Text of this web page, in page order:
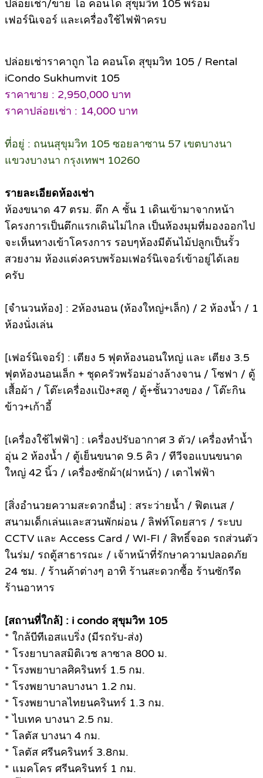
ปล่อยเช่า/ขาย ไอ คอนโด สุขุมวิท 105 พร้อม
เฟอร์นิเจอร์ และเครื่องใช้ไฟฟ้าครบ
ปล่อยเช่าราคาถูก ไอ คอนโด สุขุมวิท 105 / Rental
iCondo Sukhumvit 105
ราคาขาย : 2,950,000 บาท
ราคาปล่อยเช่า : 14,000 บาท
ที่อยู่ : ถนนสุขุมวิท 105 ซอยลาซาน 57 เขตบางนา
แขวงบางนา กรุงเทพฯ 10260
รายละเอียดห้องเช่า
ห้องขนาด 47 ตรม. ตึก A ชั้น 1 เดินเข้ามาจากหน้า
โครงการเป็นตึกแรกเดินไม่ไกล เป็นห้องมุมที่มองออกไป
จะเห็นทางเข้าโครงการ รอบๆห้องมีต้นไม้ปลูกเป็นรั้ว
สวยงาม ห้องแต่งครบพร้อมเฟอร์นิเจอร์เข้าอยู่ได้เลย
ครับ
[จำนวนห้อง] : 2ห้องนอน (ห้องใหญ่+เล็ก) / 2 ห้องน้ำ / 1
ห้องนั่งเล่น
[เฟอร์นิเจอร์] : เตียง 5 ฟุตห้องนอนใหญ่ และ เตียง 3.5
ฟุตห้องนอนเล็ก + ชุดครัวพร้อมอ่างล้างจาน / โซฟา / ตู้
เสื้อผ้า / โต๊ะเครื่องแป้ง+สตู / ตู้+ชั้นวางของ / โต๊ะกิน
ข้าว+เก้าอี้
[เครื่องใช้ไฟฟ้า] : เครื่องปรับอากาศ 3 ตัว/ เครื่องทำน้ำ
อุ่น 2 ห้องน้ำ / ตู้เย็นขนาด 9.5 คิว / ทีวีจอแบนขนาด
ใหญ่ 42 นิ้ว / เครื่องซักผ้า(ฝาหน้า) / เตาไฟฟ้า
[สิ่งอำนวยความสะดวกอื่น] : สระว่ายน้ำ / ฟิตเนส /
สนามเด็กเล่นและสวนพักผ่อน / ลิฟท์โดยสาร / ระบบ
CCTV และ Access Card / WI-FI / สิทธิ์จอด รถส่วนตัว
ในร่ม/ รถตู้สาธารณะ / เจ้าหน้าที่รักษาความปลอดภัย
24 ชม. / ร้านค้าต่างๆ อาทิ ร้านสะดวกซื้อ ร้านซักรีด
ร้านอาหาร
[สถานที่ใกล้] : i condo สุขุมวิท 105
* ใกล้บีทีเอสแบริ่ง (มีรถรับ-ส่ง)
* โรงยาบาลสมิติเวช ลาซาล 800 ม.
* โรงพยาบาลศิครินทร์ 1.5 กม.
* โรงพยาบาลบางนา 1.2 กม.
* โรงพยาบาลไทยนครินทร์ 1.3 กม.
* ไบเทค บางนา 2.5 กม.
* โลตัส บางนา 4 กม.
* โลตัส ศรีนครินทร์ 3.8กม.
* แมคโคร ศรีนครินทร์ 1 กม.